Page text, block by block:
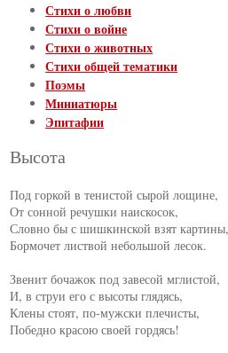
Стихи о любви
Стихи о войне
Стихи о животных
Стихи общей тематики
Поэмы
Миниатюры
Эпитафии
Высота
Под горкой в тенистой сырой лощине,
От сонной речушки наискосок,
Словно бы с шишкинской взят картины,
Бормочет листвой небольшой лесок.
Звенит бочажок под завесой мглистой,
И, в струи его с высоты глядясь,
Клены стоят, по-мужски плечисты,
Победно красою своей гордясь!